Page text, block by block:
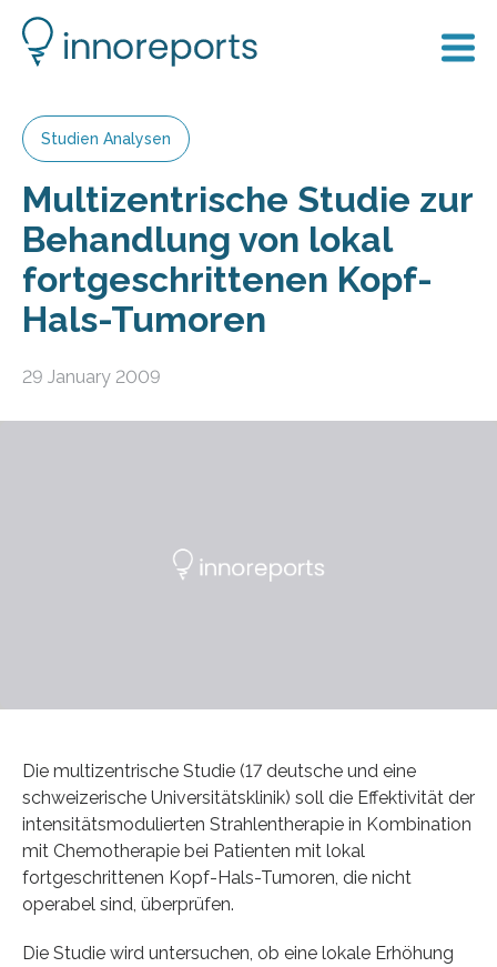
Studien Analysen
Multizentrische Studie zur
Behandlung von lokal
fortgeschrittenen Kopf-
Hals-Tumoren
29 January 2009
Die multizentrische Studie (17 deutsche und eine
schweizerische Universitätsklinik) soll die Effektivität der
intensitätsmodulierten Strahlentherapie in Kombination
mit Chemotherapie bei Patienten mit lokal
fortgeschrittenen Kopf-Hals-Tumoren, die nicht
operabel sind, überprüfen.
Die Studie wird untersuchen, ob eine lokale Erhöhung